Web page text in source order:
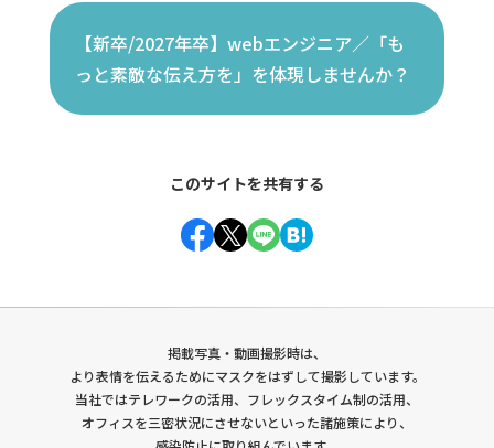
【新卒/2027年卒】webエンジニア／「も
っと素敵な伝え方を」を体現しませんか？
このサイトを共有する
Facebook
Twitter
LineHatena
掲載写真・動画撮影時は、
より表情を伝えるためにマスクをはずして撮影しています。
当社ではテレワークの活用、フレックスタイム制の活用、
オフィスを三密状況にさせないといった諸施策により、